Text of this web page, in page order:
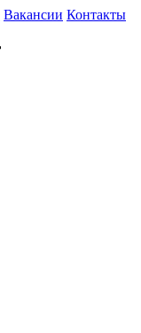
Вакансии Контакты